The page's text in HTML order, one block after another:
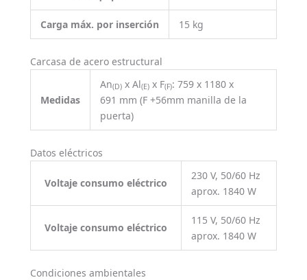
Carga máx. por inserción 15 kg
Carcasa de acero estructural
Medidas
An(D) x Al(E) x F(F): 759 x 1180 x
691 mm (F +56mm manilla de la
puerta)
Datos eléctricos
Voltaje consumo eléctrico
230 V, 50/60 Hz
aprox. 1840 W
Voltaje consumo eléctrico
115 V, 50/60 Hz
aprox. 1840 W
Condiciones ambientales